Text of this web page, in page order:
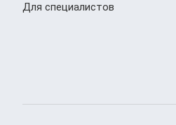
Для специалистов